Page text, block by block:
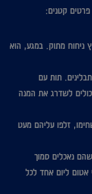
קטנים:
ניחוח מתוק. במגע, הוא
תות עם
לשדרג את המנה
זלפו עליהם מעט
נאכלים סמוך
ליום אחד לכל